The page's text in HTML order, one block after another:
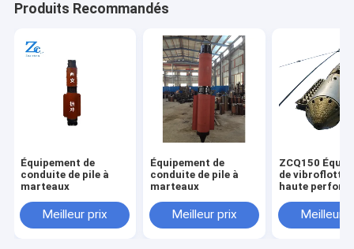
Produits Recommandés
Équipement de
conduite de pile à
marteaux
Meilleur prix
Équipement de
conduite de pile à
marteaux
Meilleur prix
ZCQ150
de
haute
travaux de
fondations
Meilleur